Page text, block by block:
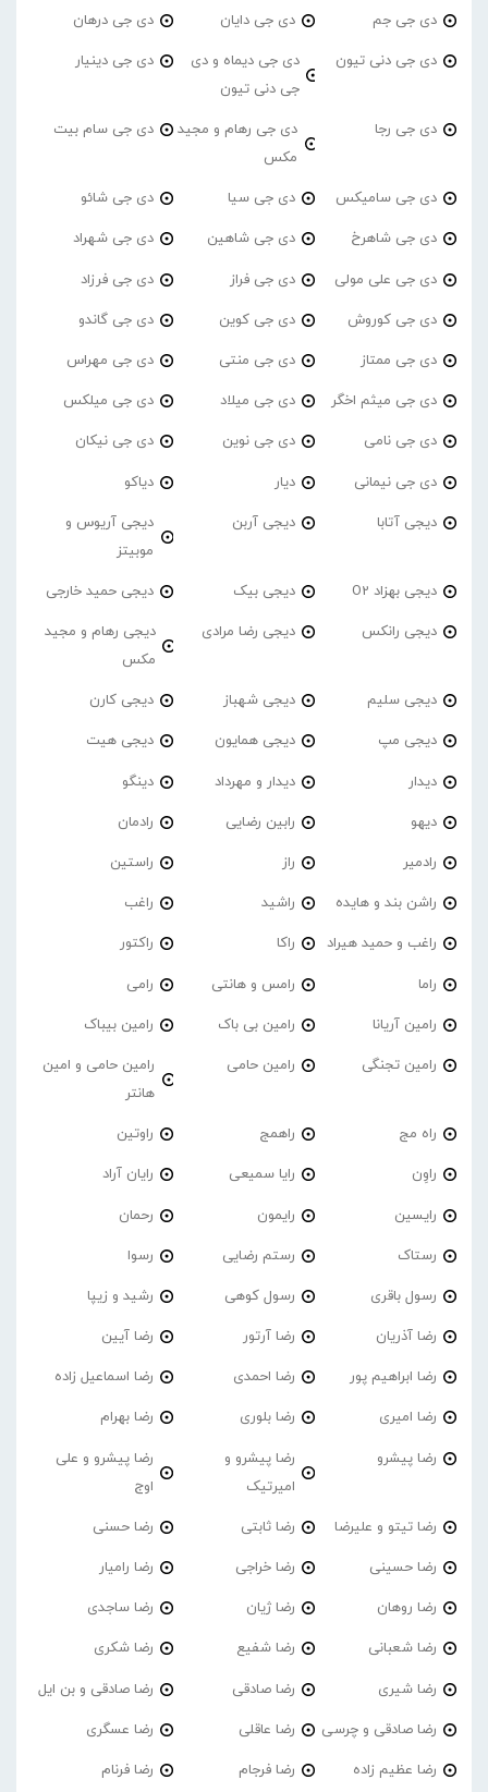
دی جی جم دی جی دایان دی جی درهان
دی جی دنی تیون
دی جی دیماه و دی
جی دنی تیون
دی جی دینیار
دی جی رجا
دی جی رهام و مجید
مکس
دی جی سام بیت
دی جی سامیکس دی جی سیا دی جی شائو
دی جی شاهرخ دی جی شاهین دی جی شهراد
دی جی علی مولی دی جی فراز دی جی فرزاد
دی جی کوروش دی جی کوین دی جی گاندو
دی جی ممتاز دی جی منتی دی جی مهراس
دی جی میثم اخگر دی جی میلاد دی جی میلکس
دی جی نامی دی جی نوین دی جی نیکان
دی جی نیمانی دیار دیاکو
دیجی آتابا دیجی آربن
دیجی آریوس و
موبیتز
دیجی بهزاد O2 دیجی بیک دیجی حمید خارجی
دیجی رانکس دیجی رضا مرادی
دیجی رهام و مجید
مکس
دیجی سلیم دیجی شهباز دیجی کارن
دیجی مپ دیجی همایون دیجی هیت
دیدار دیدار و مهرداد دینگو
دیهو رابین رضایی رادمان
رادمیر راز راستین
راشن بند و هایده راشید راغب
راغب و حمید هیراد راکا راکتور
راما رامس و هانتی رامی
رامین آریانا رامین بی باک رامین بیباک
رامین تجنگی رامین حامی
رامین حامی و امین
هانتر
راه مج راهمج راوتین
راوِن رایا سمیعی رایان آراد
رایسین رایمون رحمان
رستاک رستم رضایی رسوا
رسول باقری رسول کوهی رشید و زیپا
رضا آذریان رضا آرتور رضا آیین
رضا ابراهیم پور رضا احمدی رضا اسماعیل زاده
رضا امیری رضا بلوری رضا بهرام
رضا پیشرو
رضا پیشرو و
امیرتیک
رضا پیشرو و علی
اوج
رضا تیتو و علیرضا رضا ثابتی رضا حسنی
رضا حسینی رضا خراجی رضا رامیار
رضا روهان رضا ژیان رضا ساجدی
رضا شعبانی رضا شفیع رضا شکری
رضا شیری رضا صادقی رضا صادقی و بن ایل
رضا صادقی و چرسی رضا عاقلی رضا عسگری
رضا عظیم زاده رضا فرجام رضا فرنام